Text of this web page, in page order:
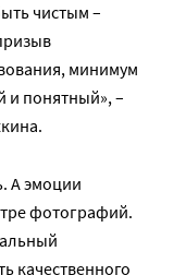
чистым –
минимум
и понятный», –
А эмоции
фотографий.
качественного